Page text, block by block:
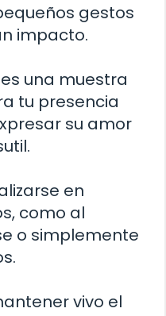
gestos
impacto.
una muestra
tu presencia
su amor
en
como al
o simplemente
vivo el